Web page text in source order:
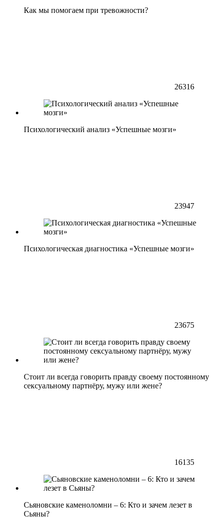
Как мы помогаем при тревожности?
26316
Психологический анализ «Успешные мозги»
23947
Психологическая диагностика «Успешные мозги»
23675
Стоит ли всегда говорить правду своему постоянному
сексуальному партнёру, мужу или жене?
16135
Сьяновские каменоломни – 6: Кто и зачем лезет в
Сьяны?